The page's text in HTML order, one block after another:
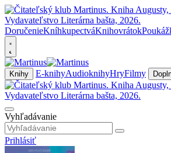
DoručenieKníhkupectváKnihovrátok
Knihy E-knihyAudioknihyHryFilmy
Vyhľadávanie
Prihlásiť